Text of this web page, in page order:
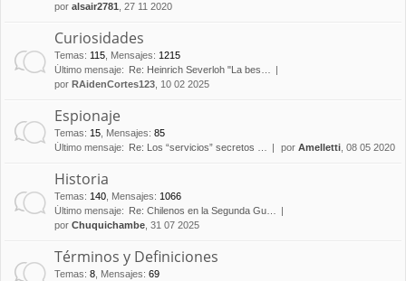
por alsair2781 , 27 11 2020
Curiosidades
Temas: 115 Mensajes: 1215
Último mensaje:
Re: Heinrich Severloh "La bes…
por RAidenCortes123 , 10 02 2025
Espionaje
Temas: 15 Mensajes: 85
Último mensaje:
Re: Los “servicios” secretos … por Amelletti , 08 05 2020
Historia
Temas: 140 Mensajes: 1066
Último mensaje:
Re: Chilenos en la Segunda Gu…
por Chuquichambe , 31 07 2025
Términos y Definiciones
Temas: 8 Mensajes: 69